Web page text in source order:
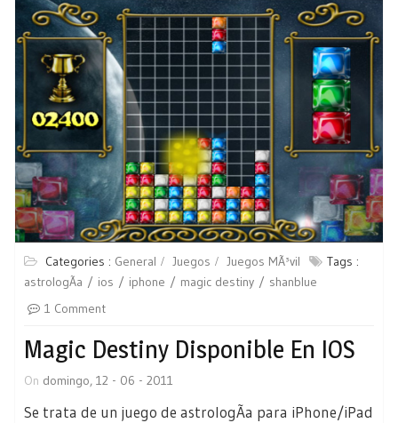
Categories : General Juegos Juegos MÃ³vil
Tags :
astrologÃ­a
ios iphone magic destiny
shanblue
1 Comment
Magic Destiny Disponible En IOS
On domingo, 12 - 06 - 2011
Se trata de un juego de astrologÃ­a para iPhone/iPad